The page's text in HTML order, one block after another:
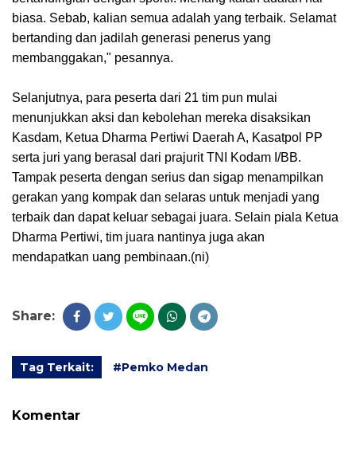
biasa. Sebab, kalian semua adalah yang terbaik. Selamat
bertanding dan jadilah generasi penerus yang
membanggakan," pesannya.
Selanjutnya, para peserta dari 21 tim pun mulai
menunjukkan aksi dan kebolehan mereka disaksikan
Kasdam, Ketua Dharma Pertiwi Daerah A, Kasatpol PP
serta juri yang berasal dari prajurit TNI Kodam I/BB.
Tampak peserta dengan serius dan sigap menampilkan
gerakan yang kompak dan selaras untuk menjadi yang
terbaik dan dapat keluar sebagai juara. Selain piala Ketua
Dharma Pertiwi, tim juara nantinya juga akan
mendapatkan uang pembinaan.(ni)
Share:
Tag Terkait: #Pemko Medan
Komentar